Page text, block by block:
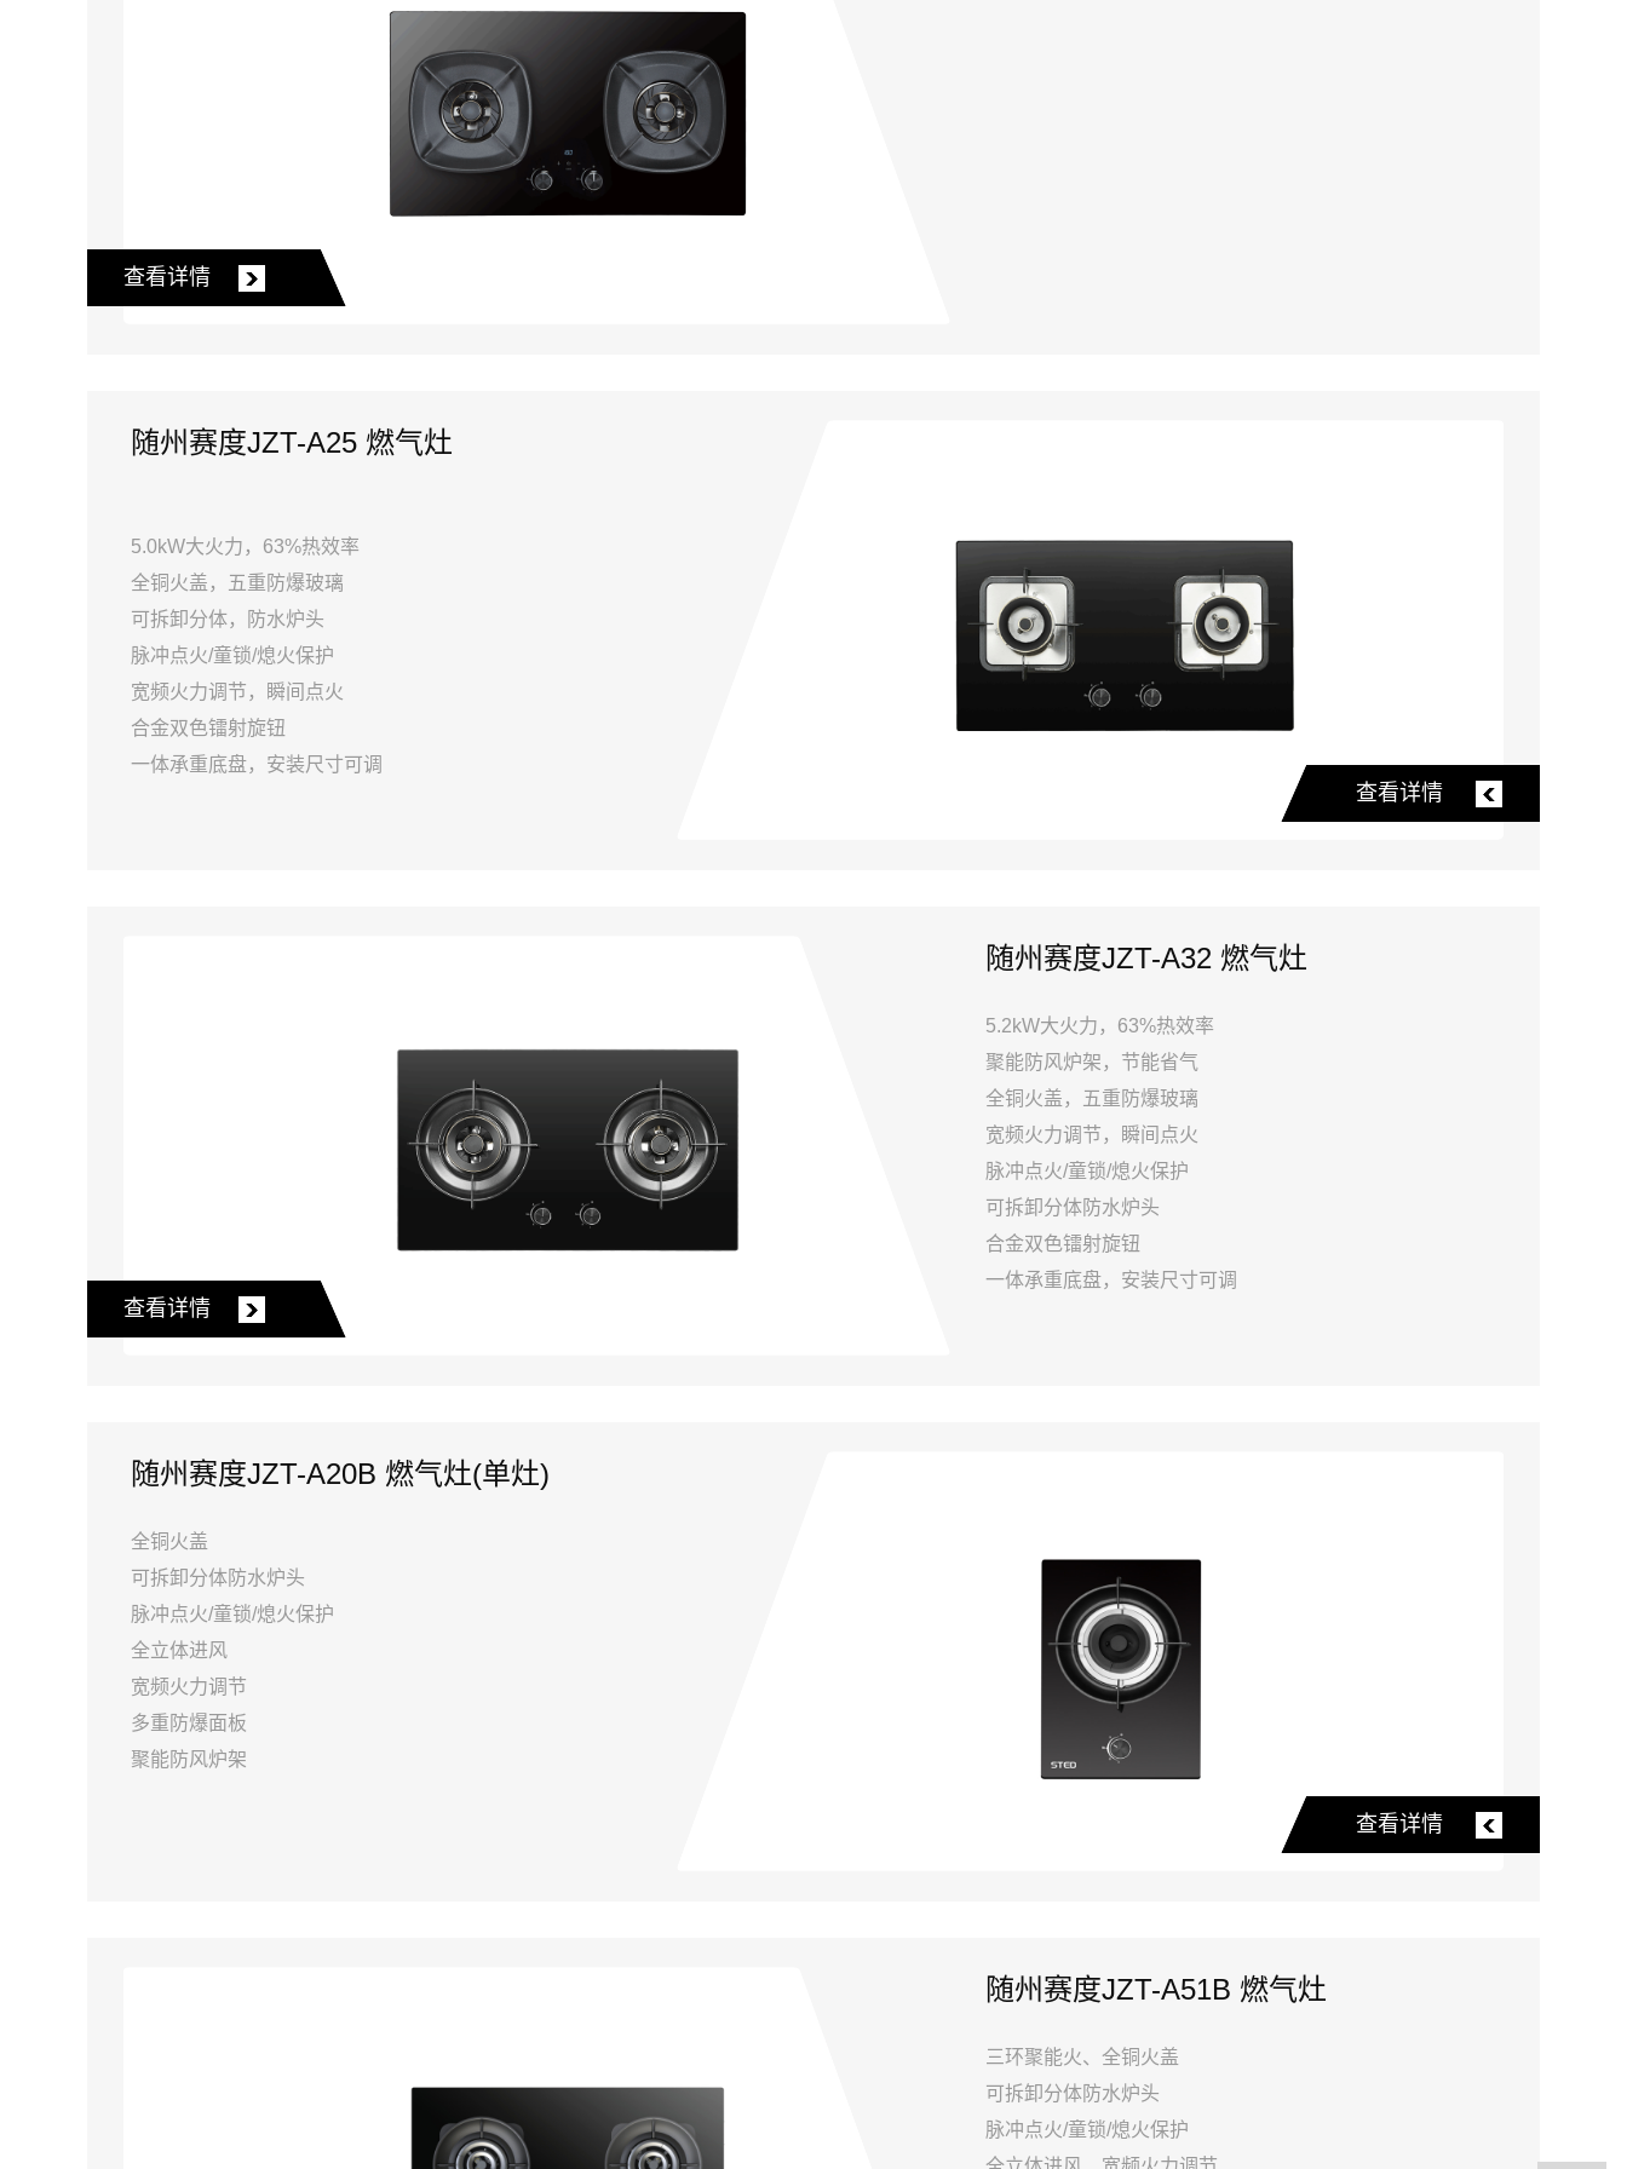
查看详情
随州赛度JZT-A25 燃气灶
5.0kW大火力，63%热效率
全铜火盖，五重防爆玻璃
可拆卸分体，防水炉头
脉冲点火/童锁/熄火保护
宽频火力调节，瞬间点火
合金双色镭射旋钮
一体承重底盘，安装尺寸可调
查看详情
随州赛度JZT-A32 燃气灶
5.2kW大火力，63%热效率
聚能防风炉架，节能省气
全铜火盖，五重防爆玻璃
宽频火力调节，瞬间点火
脉冲点火/童锁/熄火保护
可拆卸分体防水炉头
合金双色镭射旋钮
一体承重底盘，安装尺寸可调
查看详情
随州赛度JZT-A20B 燃气灶(单灶)
全铜火盖
可拆卸分体防水炉头
脉冲点火/童锁/熄火保护
全立体进风
宽频火力调节
多重防爆面板
聚能防风炉架
查看详情
随州赛度JZT-A51B 燃气灶
三环聚能火、全铜火盖
可拆卸分体防水炉头
脉冲点火/童锁/熄火保护